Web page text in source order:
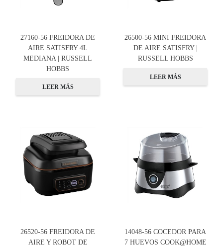
27160-56 FREIDORA DE
AIRE SATISFRY 4L
MEDIANA | RUSSELL
HOBBS
LEER MÁS
26500-56 MINI FREIDORA
DE AIRE SATISFRY |
RUSSELL HOBBS
LEER MÁS
26520-56 FREIDORA DE
AIRE Y ROBOT DE
14048-56 COCEDOR PARA
7 HUEVOS COOK@HOME